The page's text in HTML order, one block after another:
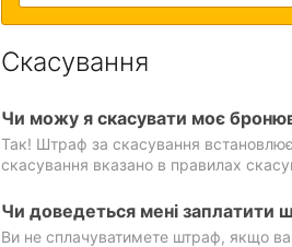
Скасування
Чи можу я скасувати моє
Так! Штраф за скасування
скасування вказано в правилах
Чи доведеться мені заплатити
Ви не сплачуватимете штраф, якщо